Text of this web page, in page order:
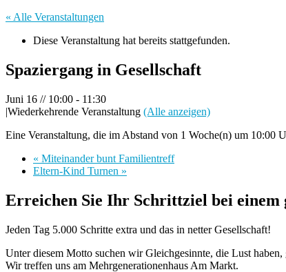
« Alle Veranstaltungen
Diese Veranstaltung hat bereits stattgefunden.
Spaziergang in Gesellschaft
Juni 16 // 10:00 - 11:30
|Wiederkehrende Veranstaltung (Alle anzeigen)
Eine Veranstaltung, die im Abstand von 1 Woche(n) um 10:00
« Miteinander bunt Familientreff
Eltern-Kind Turnen »
Erreichen Sie Ihr Schrittziel bei einem
Jeden Tag 5.000 Schritte extra und das in netter Gesellschaft!
Unter diesem Motto suchen wir Gleichgesinnte, die Lust
Wir treffen uns am Mehrgenerationenhaus Am Markt.